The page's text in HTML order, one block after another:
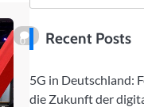
0 Recent Posts
5G in Deutschland:
die Zukunft der